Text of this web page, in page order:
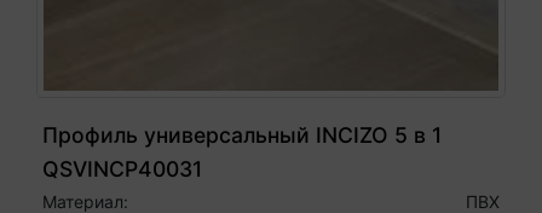
Профиль универсальный INCIZO 5 в 1
QSVINCP40031
Материал:
ПВХ